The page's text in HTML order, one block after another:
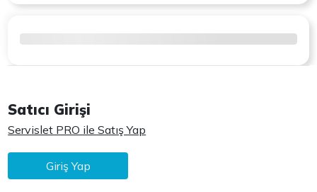
Satıcı Girişi
Servislet PRO ile Satış Yap
Giriş Yap